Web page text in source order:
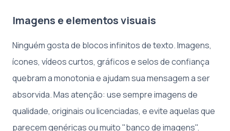
Imagens e elementos visuais
Ninguém gosta de blocos infinitos de texto. Imagens,
ícones, vídeos curtos, gráficos e selos de confiança
quebram a monotonia e ajudam sua mensagem a ser
absorvida. Mas atenção: use sempre imagens de
qualidade, originais ou licenciadas, e evite aquelas que
parecem genéricas ou muito "banco de imagens".